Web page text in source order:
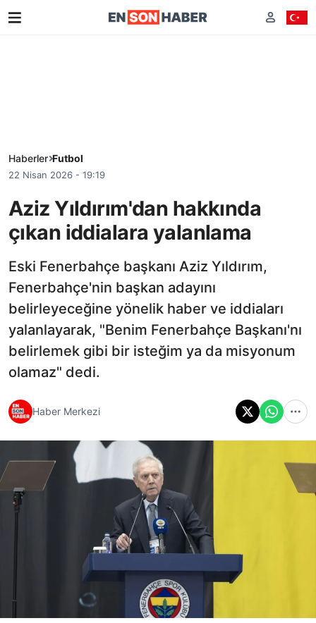
Haberler Futbol
22 Nisan 2026 - 19:19
Aziz Yıldırım'dan hakkında
çıkan iddialara yalanlama
Eski Fenerbahçe başkanı Aziz Yıldırım,
Fenerbahçe'nin başkan adayını
belirleyeceğine yönelik haber ve iddiaları
yalanlayarak, "Benim Fenerbahçe Başkanı'nı
belirlemek gibi bir isteğim ya da misyonum
olamaz" dedi.
Haber Merkezi